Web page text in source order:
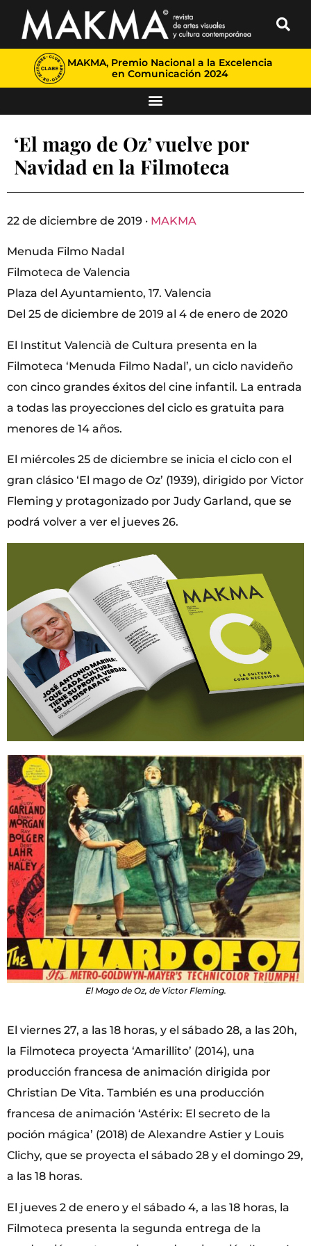
MAKMA, Premio Nacional a la Excelencia
en Comunicación 2024
‘El mago de Oz’ vuelve por
Navidad en la Filmoteca
22 de diciembre de 2019 · MAKMA
Menuda Filmo Nadal
Filmoteca de Valencia
Plaza del Ayuntamiento, 17. Valencia
Del 25 de diciembre de 2019 al 4 de enero de 2020
El Institut Valencià de Cultura presenta en la
Filmoteca ‘Menuda Filmo Nadal’, un ciclo navideño
con cinco grandes éxitos del cine infantil. La entrada
a todas las proyecciones del ciclo es gratuita para
menores de 14 años.
El miércoles 25 de diciembre se inicia el ciclo con el
gran clásico ‘El mago de Oz’ (1939), dirigido por Victor
Fleming y protagonizado por Judy Garland, que se
podrá volver a ver el jueves 26.
El Mago de Oz, de Victor Fleming.
El viernes 27, a las 18 horas, y el sábado 28, a las 20h,
la Filmoteca proyecta ‘Amarillito’ (2014), una
producción francesa de animación dirigida por
Christian De Vita. También es una producción
francesa de animación ‘Astérix: El secreto de la
poción mágica’ (2018) de Alexandre Astier y Louis
Clichy, que se proyecta el sábado 28 y el domingo 29,
a las 18 horas.
El jueves 2 de enero y el sábado 4, a las 18 horas, la
Filmoteca presenta la segunda entrega de la